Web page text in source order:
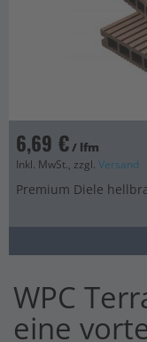
6,69 €/ lfm
Inkl. MwSt., zzgl. Versand
Premium Diele
WPC
eine